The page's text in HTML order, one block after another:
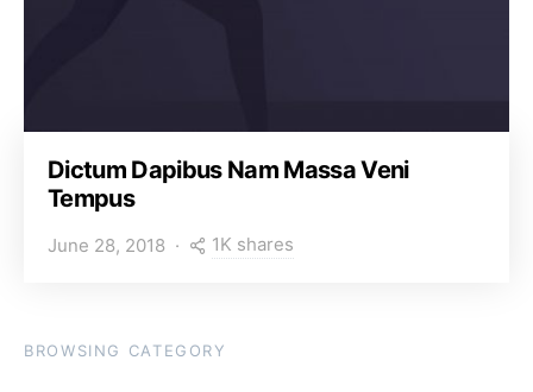
Dictum Dapibus Nam Massa Veni
Tempus
June 28, 2018 1K shares
BROWSING CATEGORY